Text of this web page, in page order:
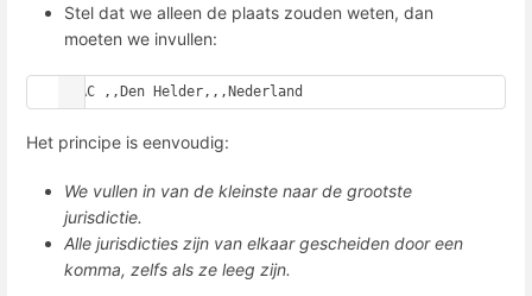
Stel dat we alleen de plaats zouden weten, dan
moeten we invullen:
PLAC ,,Den Helder,,,Nederland
Het principe is eenvoudig:
We vullen in van de kleinste naar de grootste
jurisdictie.
Alle jurisdicties zijn van elkaar gescheiden door een
komma, zelfs als ze leeg zijn.